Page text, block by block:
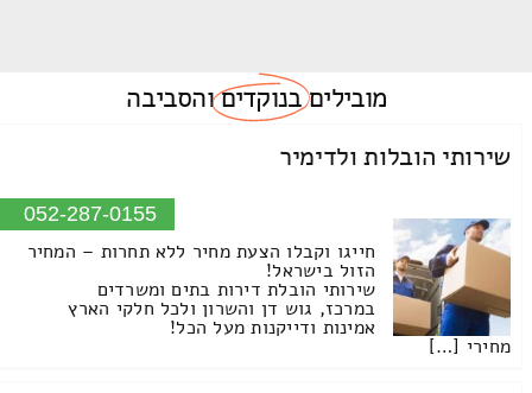
מוביליםבנוקדיםוהסביבה
שירותי הובלות ולדימיר
052-287-0155
חייגו וקבלו הצעת מחיר ללא תחרות – המחיר
הזול בישראל!
שירותי הובלת דירות בתים ומשרדים
במרכז, גוש דן והשרון ולכל חלקי הארץ
אמינות ודייקנות מעל הכל!
מחירי […]